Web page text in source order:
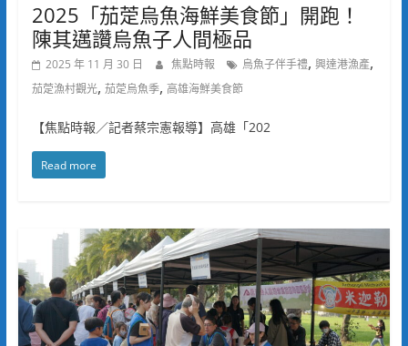
2025「茄萣烏魚海鮮美食節」開跑！
陳其邁讚烏魚子人間極品
2025 年 11 月 30 日 焦點時報 烏魚子伴手禮, 興達港漁產,
茄萣漁村觀光, 茄萣烏魚季, 高雄海鮮美食節
【焦點時報／記者蔡宗憲報導】高雄「202
Read more